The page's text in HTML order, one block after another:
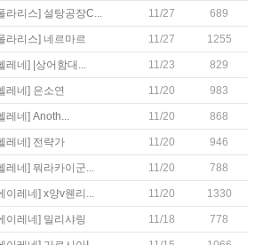
라리스] 설탕공장C... 11/27 689
라리스] 네르마르 11/27 1255
레네] |상어함대... 11/23 829
레네] 은소연 11/20 983
레네] Anoth... 11/20 868
레네] 전략가 11/20 946
레네] 뭐라카이군... 11/20 788
이레네] x양v웬리... 11/20 1330
이레네] 밀리샤링 11/18 778